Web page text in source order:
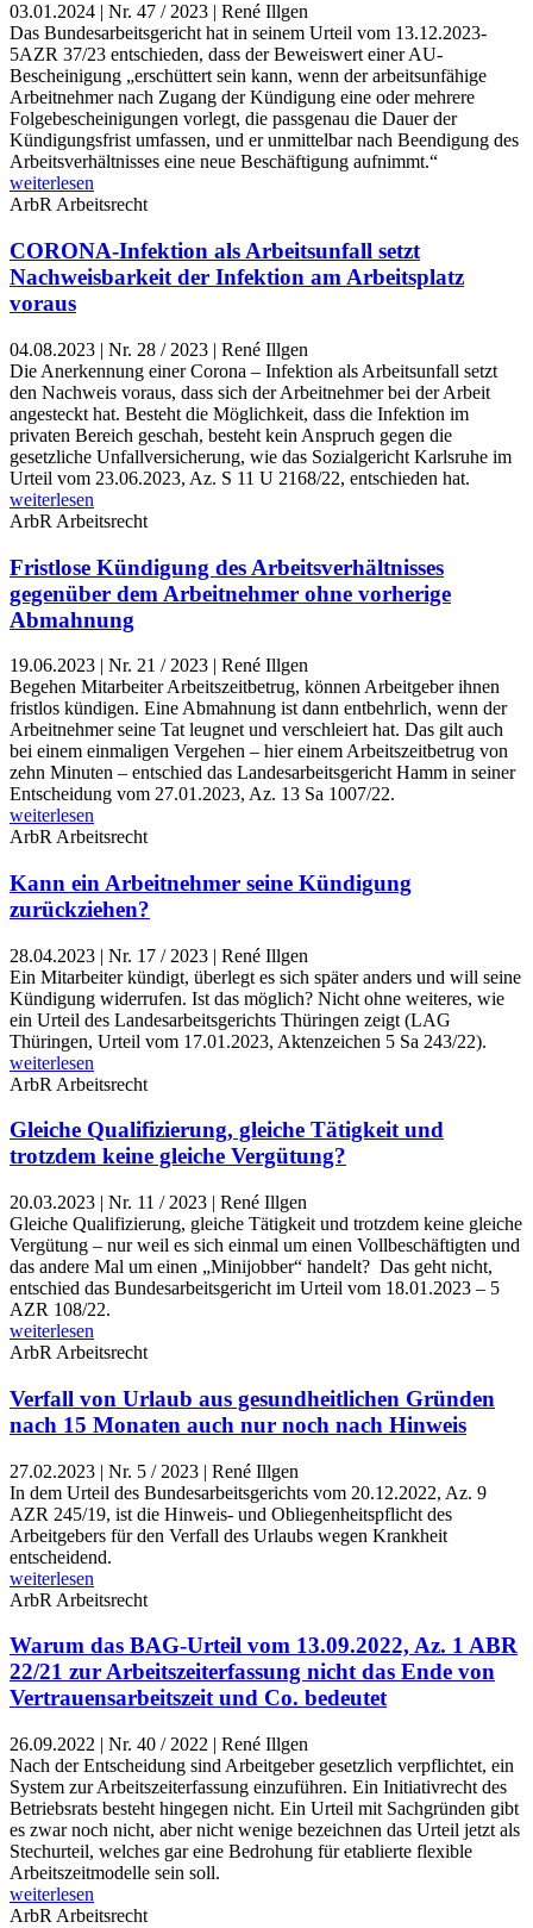
03.01.2024 | Nr. 47 / 2023 | René Illgen
Das Bundesarbeitsgericht hat in seinem Urteil vom 13.12.2023-
5AZR 37/23 entschieden, dass der Beweiswert einer AU-
Bescheinigung „erschüttert sein kann, wenn der arbeitsunfähige
Arbeitnehmer nach Zugang der Kündigung eine oder mehrere
Folgebescheinigungen vorlegt, die passgenau die Dauer der
Kündigungsfrist umfassen, und er unmittelbar nach Beendigung des
Arbeitsverhältnisses eine neue Beschäftigung aufnimmt.“
weiterlesen
ArbRArbeitsrecht
CORONA-Infektion als Arbeitsunfall setzt
Nachweisbarkeit der Infektion am Arbeitsplatz
voraus
04.08.2023 | Nr. 28 / 2023 | René Illgen
Die Anerkennung einer Corona – Infektion als Arbeitsunfall setzt
den Nachweis voraus, dass sich der Arbeitnehmer bei der Arbeit
angesteckt hat. Besteht die Möglichkeit, dass die Infektion im
privaten Bereich geschah, besteht kein Anspruch gegen die
gesetzliche Unfallversicherung, wie das Sozialgericht Karlsruhe im
Urteil vom 23.06.2023, Az. S 11 U 2168/22, entschieden hat.
weiterlesen
ArbR Arbeitsrecht
Fristlose Kündigung des Arbeitsverhältnisses
gegenüber dem Arbeitnehmer ohne vorherige
Abmahnung
19.06.2023 | Nr. 21 / 2023 | René Illgen
Begehen Mitarbeiter Arbeitszeitbetrug, können Arbeitgeber ihnen
fristlos kündigen. Eine Abmahnung ist dann entbehrlich, wenn der
Arbeitnehmer seine Tat leugnet und verschleiert hat. Das gilt auch
bei einem einmaligen Vergehen – hier einem Arbeitszeitbetrug von
zehn Minuten – entschied das Landesarbeitsgericht Hamm in seiner
Entscheidung vom 27.01.2023, Az. 13 Sa 1007/22.
weiterlesen
ArbR Arbeitsrecht
Kann ein Arbeitnehmer seine Kündigung
zurückziehen?
28.04.2023 | Nr. 17 / 2023 | René Illgen
Ein Mitarbeiter kündigt, überlegt es sich später anders und will seine
Kündigung widerrufen. Ist das möglich? Nicht ohne weiteres, wie
ein Urteil des Landesarbeitsgerichts Thüringen zeigt (LAG
Thüringen, Urteil vom 17.01.2023, Aktenzeichen 5 Sa 243/22).
weiterlesen
ArbR Arbeitsrecht
Gleiche Qualifizierung, gleiche Tätigkeit und
trotzdem keine gleiche Vergütung?
20.03.2023 | Nr. 11 / 2023 | René Illgen
Gleiche Qualifizierung, gleiche Tätigkeit und trotzdem keine gleiche
Vergütung – nur weil es sich einmal um einen Vollbeschäftigten und
das andere Mal um einen „Minijobber“ handelt? Das geht nicht,
entschied das Bundesarbeitsgericht im Urteil vom 18.01.2023 – 5
AZR 108/22.
weiterlesen
ArbR Arbeitsrecht
Verfall von Urlaub aus gesundheitlichen Gründen
nach 15 Monaten auch nur noch nach Hinweis
27.02.2023 | Nr. 5 / 2023 | René Illgen
In dem Urteil des Bundesarbeitsgerichts vom 20.12.2022, Az. 9
AZR 245/19, ist die Hinweis- und Obliegenheitspflicht des
Arbeitgebers für den Verfall des Urlaubs wegen Krankheit
entscheidend.
weiterlesen
ArbR Arbeitsrecht
Warum das BAG-Urteil vom 13.09.2022, Az. 1 ABR
22/21 zur Arbeitszeiterfassung nicht das Ende von
Vertrauensarbeitszeit und Co. bedeutet
26.09.2022 | Nr. 40 / 2022 | René Illgen
Nach der Entscheidung sind Arbeitgeber gesetzlich verpflichtet, ein
System zur Arbeitszeiterfassung einzuführen. Ein Initiativrecht des
Betriebsrats besteht hingegen nicht. Ein Urteil mit Sachgründen gibt
es zwar noch nicht, aber nicht wenige bezeichnen das Urteil jetzt als
Stechurteil, welches gar eine Bedrohung für etablierte flexible
Arbeitszeitmodelle sein soll.
weiterlesen
ArbR Arbeitsrecht